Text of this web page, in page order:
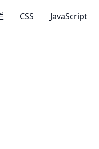
CSS JavaScript